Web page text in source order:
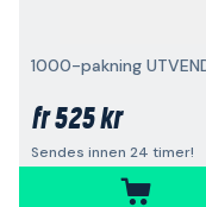
fr525 kr
Sendes innen 24 timer!